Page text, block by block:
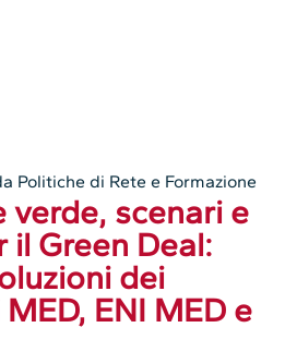
Politiche di Rete e Formazione
verde, scenari e
Green Deal:
dei
ENI MED e